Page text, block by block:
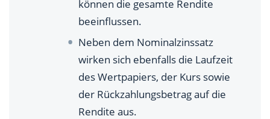
Unsere Tipps zur Rendite von Anleihen
können die gesamte Rendite
beeinflussen.
Neben dem Nominalzinssatz
wirken sich ebenfalls die Laufzeit
des Wertpapiers, der Kurs sowie
der Rückzahlungsbetrag auf die
Rendite aus.